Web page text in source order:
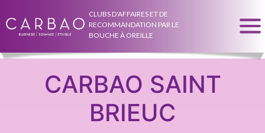
CLUBS D'AFFAIRES ET DE
RECOMMANDATION PAR LE
BOUCHE À OREILLE
CARBAO SAINT
BRIEUC